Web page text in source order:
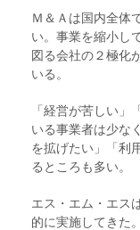
Ｍ＆Ａは国内全体
い。事業を縮小し
図る会社の２極化
いる。
「経営が苦しい
いる事業者は少な
を拡げたい」「利
るところも多い。
エス・エム・エス
的に実施してきた。